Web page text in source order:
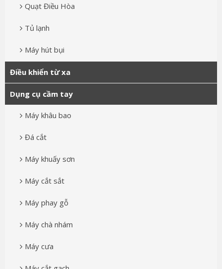
Quạt Điều Hòa
Tủ lạnh
Máy hút bụi
Điều khiển từ xa
Dụng cụ cầm tay
Máy khâu bao
Đá cắt
Máy khuấy sơn
Máy cắt sắt
Máy phay gỗ
Máy chà nhám
Máy cưa